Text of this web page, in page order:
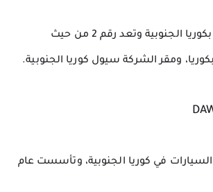
ومقر الشركة سيول كوريا الجنوبية.